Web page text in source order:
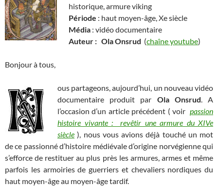
historique, armure viking
Période : haut moyen-âge, Xe siècle
Média : vidéo documentaire
Auteur : Ola Onsrud (chaîne youtube)
Bonjour à tous,
ous partageons, aujourd’hui, un nouveau vidéo
documentaire produit par Ola Onsrud . A
l’occasion d’un article précédent ( voir passion
histoire vivante : revêtir une armure du XIVe
siècle ), nous vous avions déjà touché un mot
de ce passionné d’histoire médiévale d’origine norvégienne qui
s’efforce de restituer au plus près les armures, armes et même
parfois les armoiries de guerriers et chevaliers nordiques du
haut moyen-âge au moyen-âge tardif.